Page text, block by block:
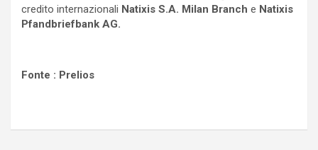
credito internazionali Natixis S.A. Milan Branch e Natixis
Pfandbriefbank AG.
Fonte : Prelios